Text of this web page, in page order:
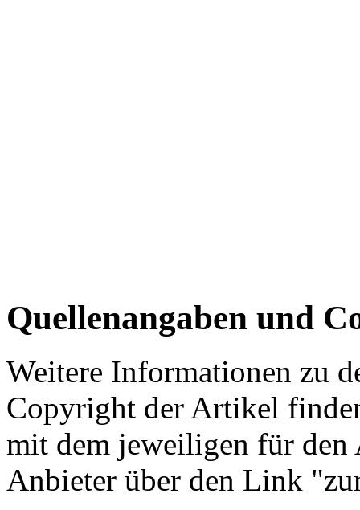
Quellenangaben und
Weitere Informationen zu
Copyright der Artikel
mit dem jeweiligen für
Anbieter über den Link